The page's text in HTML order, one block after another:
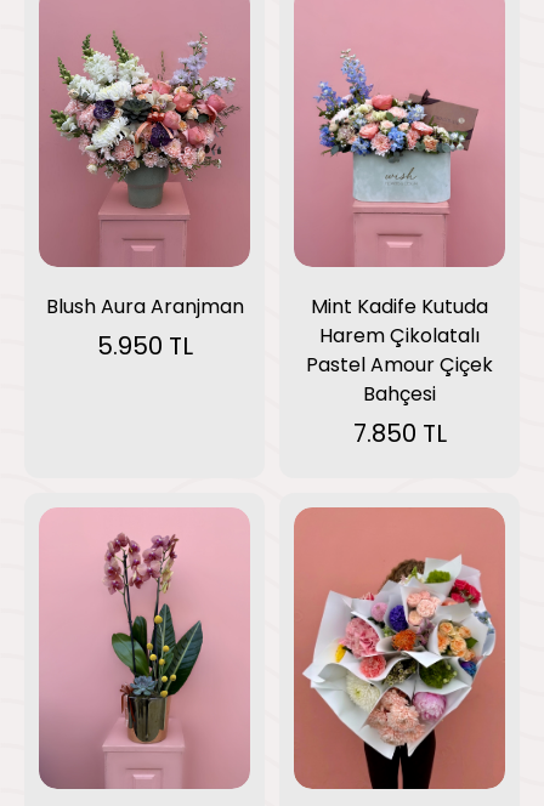
Blush Aura Aranjman
5.950 TL
Mint Kadife Kutuda
Harem Çikolatalı
Pastel Amour Çiçek
Bahçesi
7.850 TL